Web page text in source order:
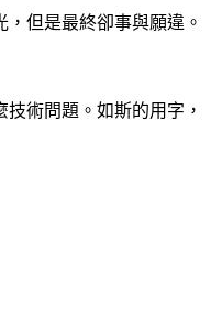
但是最終卻事與願違。
術問題。如斯的用字，